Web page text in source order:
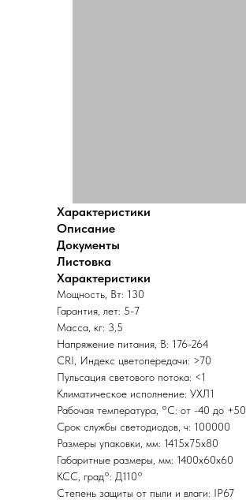
Характеристики
Описание
Документы
Листовка
Характеристики
Мощность, Вт: 130
Гарантия, лет: 5-7
Масса, кг: 3,5
Напряжение питания, В: 176-264
CRI, Индекс цветопередачи: >70
Пульсация светового потока: <1
Климатическое исполнение: УХЛ1
Рабочая температура, °С: от -40 до +50
Срок службы светодиодов, ч: 100000
Размеры упаковки, мм: 1415х75х80
Габаритные размеры, мм: 1400х60х60
КСС, град°: Д110°
Степень защиты от пыли и влаги: IP67